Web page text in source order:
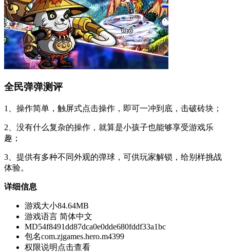
全民弹弹测评
1、操作简单，触屏式点击操作，即可一冲到底，击破砖块；
2、没有什么复杂的操作，就算是小孩子也能够享受游戏乐
趣；
3、提供有多种不同外观的弹球，可供玩家解锁，给别样挑战
体验。
详细信息
游戏大小84.64MB
游戏语言 简体中文
MD54f8491dd87dca0e0dde680fddf33a1bc
包名com.zjgames.hero.m4399
权限说明 点击查看